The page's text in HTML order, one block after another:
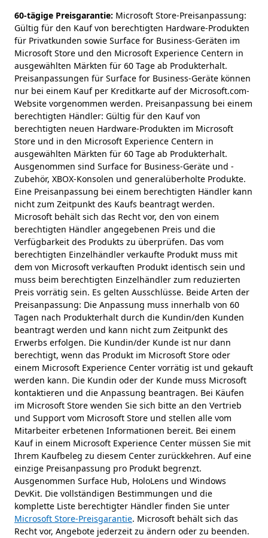
60-tägige Preisgarantie: Microsoft Store-Preisanpassung:
Gültig für den Kauf von berechtigten Hardware-Produkten
für Privatkunden sowie Surface for Business-Geräten im
Microsoft Store und den Microsoft Experience Centern in
ausgewählten Märkten für 60 Tage ab Produkterhalt.
Preisanpassungen für Surface for Business-Geräte können
nur bei einem Kauf per Kreditkarte auf der Microsoft.com-
Website vorgenommen werden. Preisanpassung bei einem
berechtigten Händler: Gültig für den Kauf von
berechtigten neuen Hardware-Produkten im Microsoft
Store und in den Microsoft Experience Centern in
ausgewählten Märkten für 60 Tage ab Produkterhalt.
Ausgenommen sind Surface for Business-Geräte und -
Zubehör, XBOX-Konsolen und generalüberholte Produkte.
Eine Preisanpassung bei einem berechtigten Händler kann
nicht zum Zeitpunkt des Kaufs beantragt werden.
Microsoft behält sich das Recht vor, den von einem
berechtigten Händler angegebenen Preis und die
Verfügbarkeit des Produkts zu überprüfen. Das vom
berechtigten Einzelhändler verkaufte Produkt muss mit
dem von Microsoft verkauften Produkt identisch sein und
muss beim berechtigten Einzelhändler zum reduzierten
Preis vorrätig sein. Es gelten Ausschlüsse. Beide Arten der
Preisanpassung: Die Anpassung muss innerhalb von 60
Tagen nach Produkterhalt durch die Kundin/den Kunden
beantragt werden und kann nicht zum Zeitpunkt des
Erwerbs erfolgen. Die Kundin/der Kunde ist nur dann
berechtigt, wenn das Produkt im Microsoft Store oder
einem Microsoft Experience Center vorrätig ist und gekauft
werden kann. Die Kundin oder der Kunde muss Microsoft
kontaktieren und die Anpassung beantragen. Bei Käufen
im Microsoft Store wenden Sie sich bitte an den Vertrieb
und Support vom Microsoft Store und stellen alle vom
Mitarbeiter erbetenen Informationen bereit. Bei einem
Kauf in einem Microsoft Experience Center müssen Sie mit
Ihrem Kaufbeleg zu diesem Center zurückkehren. Auf eine
einzige Preisanpassung pro Produkt begrenzt.
Ausgenommen Surface Hub, HoloLens und Windows
DevKit. Die vollständigen Bestimmungen und die
komplette Liste berechtigter Händler finden Sie unter
Microsoft Store-Preisgarantie. Microsoft behält sich das
Recht vor, Angebote jederzeit zu ändern oder zu beenden.